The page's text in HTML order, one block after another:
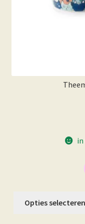
Opties selecteren